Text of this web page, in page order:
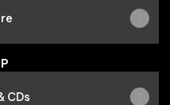
CDs